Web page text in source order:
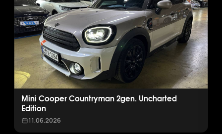
Mini Cooper Countryman 2gen. Uncharted
Edition
11.06.2026